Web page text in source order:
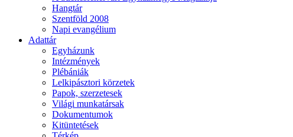
Hangtár
Szentföld 2008
Napi evangélium
Adattár
Egyházunk
Intézmények
Plébániák
Lelkipásztori körzetek
Papok, szerzetesek
Világi munkatársak
Dokumentumok
Kitüntetések